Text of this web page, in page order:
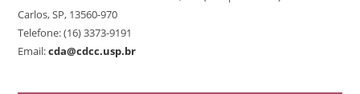
Carlos, SP, 13560-970
Telefone: (16) 3373-9191
Email:cda@cdcc.usp.br